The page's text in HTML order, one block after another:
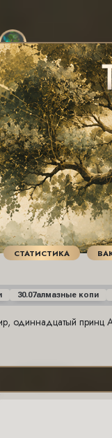
30.07алмазные копи
СТАТИСТИКА
одиннадцатый принц